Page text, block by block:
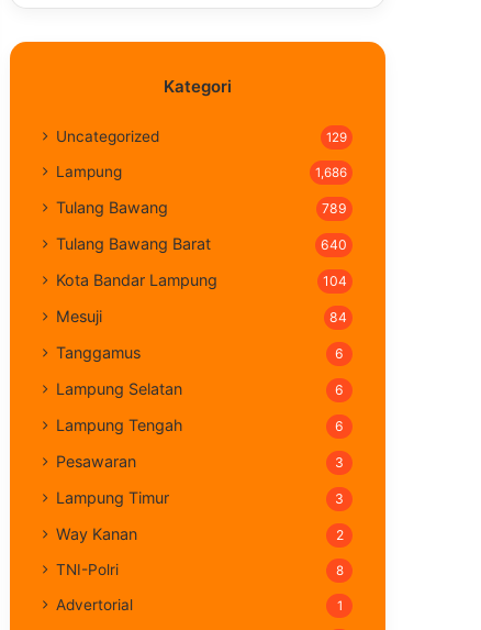
Kategori
Uncategorized 129
Lampung 1,686
Tulang Bawang 789
Tulang Bawang Barat 640
Kota Bandar Lampung 104
Mesuji 84
Tanggamus 6
Lampung Selatan 6
Lampung Tengah 6
Pesawaran 3
Lampung Timur 3
Way Kanan 2
TNI-Polri 8
Advertorial 1